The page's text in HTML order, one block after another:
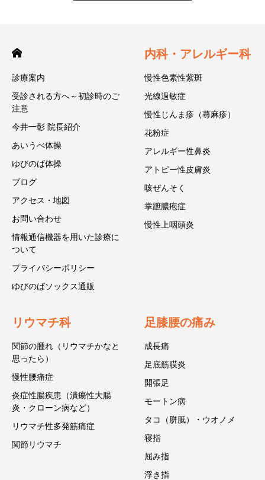
診療案内
受診される方へ～初診時のご
注意
今井一彰 院長紹介
あいうべ体操
ゆびのば体操
ブログ
アクセス・地図
お問い合わせ
情報通信機器を用いた診療に
ついて
プライバシーポリシー
ゆびのばソックス通販
内科・アレルギー科
慢性色素性紫斑
光線過敏症
慢性じんま疹（蕁麻疹）
花粉症
アレルギー性鼻炎
アトピー性皮膚炎
咳ぜんそく
掌蹠膿疱症
慢性上咽頭炎
リウマチ科
関節の腫れ（リウマチかなと
思ったら）
慢性腰痛症
炎症性腸疾患（潰瘍性大腸
炎・クローン病など）
リウマチ性多発筋痛症
関節リウマチ
足膝腰の痛み
成長痛
足底筋膜炎
開張足
モートン病
タコ（胼胝）・ウオノメ
寝指
屈み指
浮き指